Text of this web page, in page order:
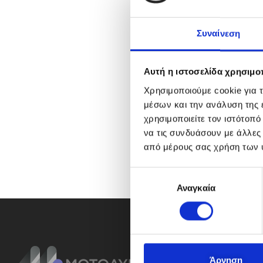
Συναίνεση
Αυτή η ιστοσελίδα
Χρησιμοποιούμε cookie για
μέσων και την ανάλυση της
χρησιμοποιείτε τον
να τις συνδυάσουν με
από μέρους σας χρήση των
ή
Αναγκαία
Άρνηση